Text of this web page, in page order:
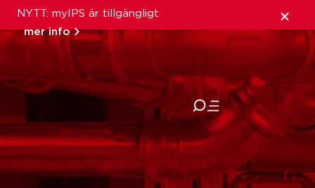
NYTT: myIPS är tillgängligt
mer info
stäng